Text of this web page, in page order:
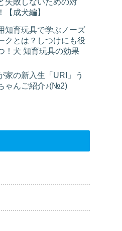
【成犬編】
知育玩具で学ぶノーズ
クとは？しつけにも役
！犬 知育玩具の効果
家の新入生「URI」う
ゃんご紹介♪(№2)